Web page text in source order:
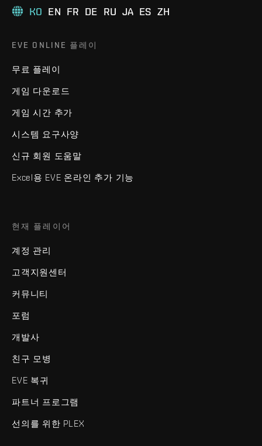
KO EN FR DE RU JA ES ZH
EVE ONLINE 플레이
무료 플레이
게임 다운로드
게임 시간 추가
시스템 요구사양
신규 회원 도움말
Excel용 EVE 온라인 추가 기능
현재 플레이어
계정 관리
고객지원센터
커뮤니티
포럼
개발사
친구 모병
EVE 복귀
파트너 프로그램
선의를 위한 PLEX